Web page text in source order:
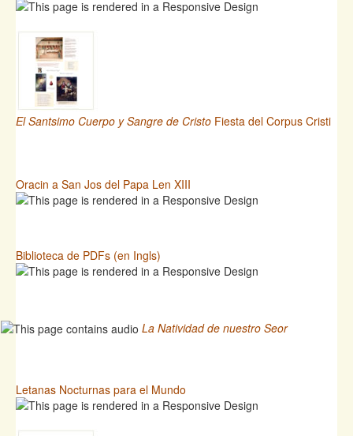
El Santsimo Cuerpo y Sangre de Cristo Fiesta del Corpus Cristi
Oracin a San Jos del Papa Len XIII
Biblioteca de PDFs (en Ingls)
La Natividad de nuestro Seor
Letanas Nocturnas para el Mundo